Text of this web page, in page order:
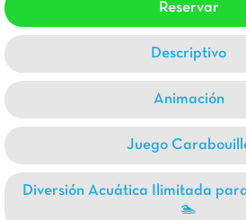
Reservar
Descriptivo
Animación
Juego
Diversión Acuática Ilimitada
🏊